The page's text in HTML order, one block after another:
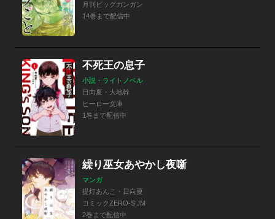
月刊ビッグガンガン
14巻まで配信中
不死王の息子
小説・ライトノベル
日向夏・大地幹
ヒーロー文庫
1巻まで配信中
繰り巫女あやかし夜噺
マンガ
提灯あんこ・日向夏
コミックZERO-SUM
2巻まで配信中